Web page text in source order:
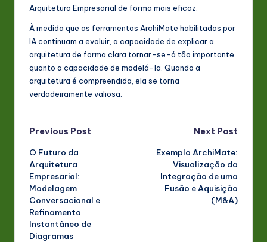
Arquitetura Empresarial de forma mais eficaz.
À medida que as ferramentas ArchiMate habilitadas por
IA continuam a evoluir, a capacidade de explicar a
arquitetura de forma clara tornar-se-á tão importante
quanto a capacidade de modelá-la. Quando a
arquitetura é compreendida, ela se torna
verdadeiramente valiosa.
Post
navigation
Previous Post
O Futuro da
Arquitetura
Empresarial:
Modelagem
Conversacional e
Refinamento
Instantâneo de
Diagramas
Next Post
Exemplo ArchiMate:
Visualização da
Integração de uma
Fusão e Aquisição
(M&A)